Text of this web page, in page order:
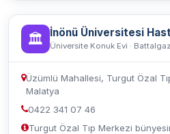
🏛️ İnönü Üniversitesi
Üniversite Konuk Evi ·
Üzümlü Mahallesi, Turgut Özal
Malatya
0422 341 07 46
Turgut Özal Tıp Merkezi